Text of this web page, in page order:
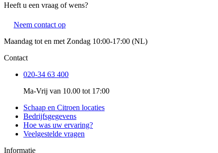
Heeft u een vraag of wens?
Neem contact op
Maandag tot en met Zondag 10:00-17:00 (NL)
Contact
020-34 63 400
Ma-Vrij van 10.00 tot 17:00
Schaap en Citroen locaties
Bedrijfsgegevens
Hoe was uw ervaring?
Veelgestelde vragen
Informatie